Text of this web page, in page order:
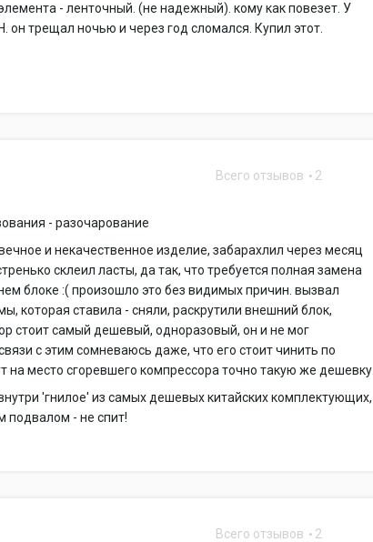
- ленточный. (не надежный). кому как повезет. У
он трещал ночью и через год сломался. Купил этот.
Всего отзывов 2
- разочарование
и некачественное изделие, забарахлил через месяц
склеил ласты, да так, что требуется полная замена
блоке :( произошло это без видимых причин. вызвал
которая ставила - сняли, раскрутили внешний блок,
стоит самый дешевый, одноразовый, он и не мог
с этим сомневаюсь даже, что его стоит чинить по
на место сгоревшего компрессора точно такую же дешевку.
'гнилое' из самых дешевых китайских комплектующих,
подвалом - не спит!
Всего отзывов 2